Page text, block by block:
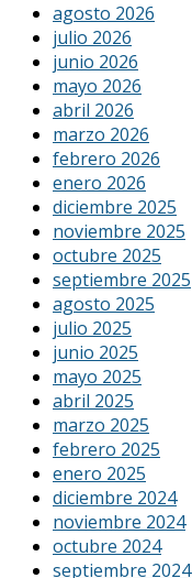
agosto 2026
julio 2026
junio 2026
mayo 2026
abril 2026
marzo 2026
febrero 2026
enero 2026
diciembre 2025
noviembre 2025
octubre 2025
septiembre 2025
agosto 2025
julio 2025
junio 2025
mayo 2025
abril 2025
marzo 2025
febrero 2025
enero 2025
diciembre 2024
noviembre 2024
octubre 2024
septiembre 2024